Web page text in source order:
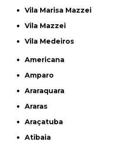
Vila Marisa Mazzei
Vila Mazzei
Vila Medeiros
Americana
Amparo
Araraquara
Araras
Araçatuba
Atibaia